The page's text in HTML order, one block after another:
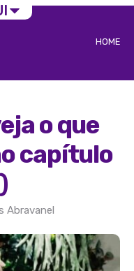
HOME
o que
capítulo
Abravanel